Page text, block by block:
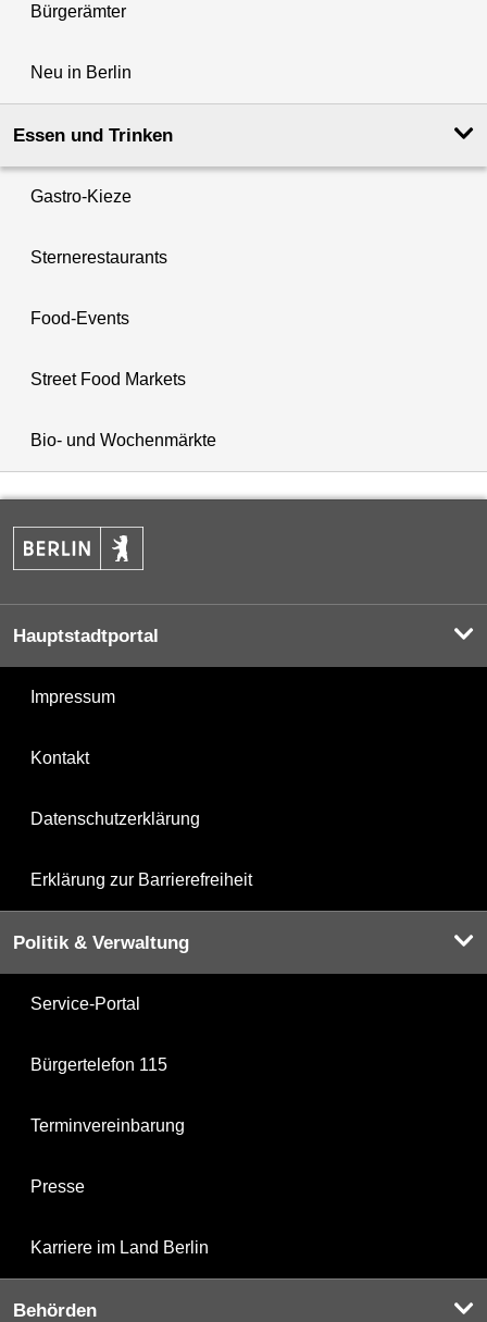
Bürgerämter
Neu in Berlin
Essen und Trinken
Gastro-Kieze
Sternerestaurants
Food-Events
Street Food Markets
Bio- und Wochenmärkte
Hauptstadtportal
Impressum
Kontakt
Datenschutzerklärung
Erklärung zur Barrierefreiheit
Politik & Verwaltung
Service-Portal
Bürgertelefon 115
Terminvereinbarung
Presse
Karriere im Land Berlin
Behörden